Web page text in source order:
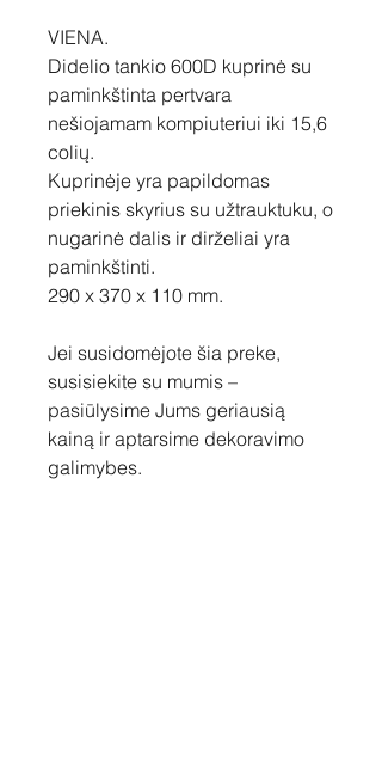
VIENA.
Didelio tankio 600D kuprinė su
paminkštinta pertvara
nešiojamam kompiuteriui iki 15,6
colių.
Kuprinėje yra papildomas
priekinis skyrius su užtrauktuku, o
nugarinė dalis ir dirželiai yra
paminkštinti.
290 x 370 x 110 mm.
Jei susidomėjote šia preke,
susisiekite su mumis –
pasiūlysime Jums geriausią
kainą ir aptarsime dekoravimo
galimybes.